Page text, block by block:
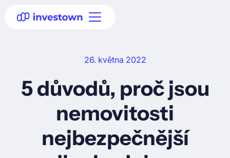
26. května 2022
5 důvodů, proč jsou
nemovitosti
nejbezpečnější